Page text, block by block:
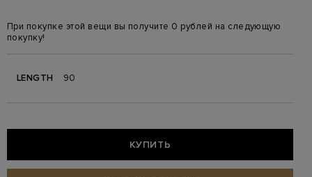
При покупке этой вещи вы получите 0 рублей на следующую
покупку!
LENGTH 90
КУПИТЬ